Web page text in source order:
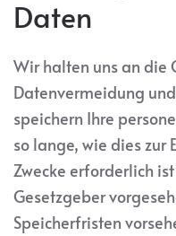
Daten
Wir halten uns an die
Datenvermeidung
speichern Ihre
so lange, wie dies zur
Zwecke erforderlich
Gesetzgeber
Speicherfristen